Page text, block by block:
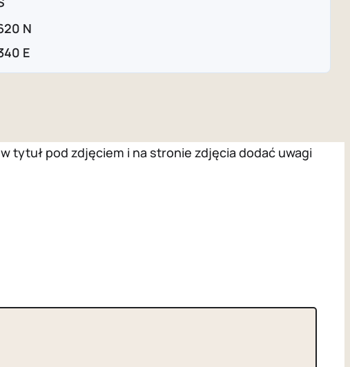
N
E
tytuł pod zdjęciem i na stronie zdjęcia dodać uwagi